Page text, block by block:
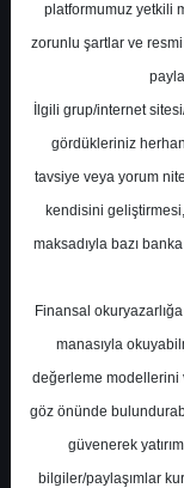
En Yüksek
Ortalama Fiyat
Ortalama Getiri
platformumuz yetkili
zorunlu şartlar ve
İlgili grup/internet
gördükleriniz
tavsiye veya yorum
kendisini
maksadıyla bazı
Finansal okuryazarlığa
manasıyla
değerleme modellerini
göz önünde
güvenerek
bilgiler/paylaşımlar